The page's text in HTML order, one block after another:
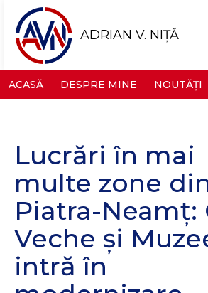
ADRIAN V. NIȚĂ
ACASĂ DESPRE MINE NOUTĂȚI
Lucrări în mai
multe zone
Piatra-Neamț:
Veche și
intră în